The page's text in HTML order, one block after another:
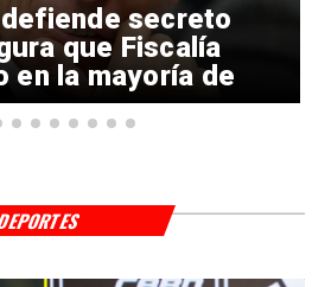
secreto
que Fiscalía
en la mayoría de